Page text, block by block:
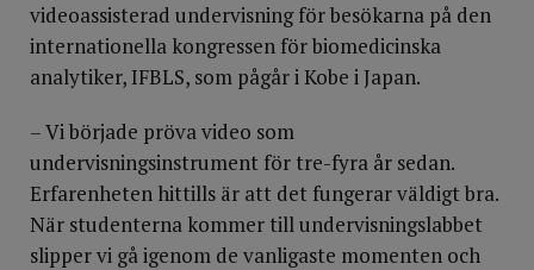
videoassisterad undervisning för besökarna på den
internationella kongressen för biomedicinska
analytiker, IFBLS, som pågår i Kobe i Japan.
– Vi började pröva video som
undervisningsinstrument för tre-fyra år sedan.
Erfarenheten hittills är att det fungerar väldigt bra.
När studenterna kommer till undervisningslabbet
slipper vi gå igenom de vanligaste momenten och